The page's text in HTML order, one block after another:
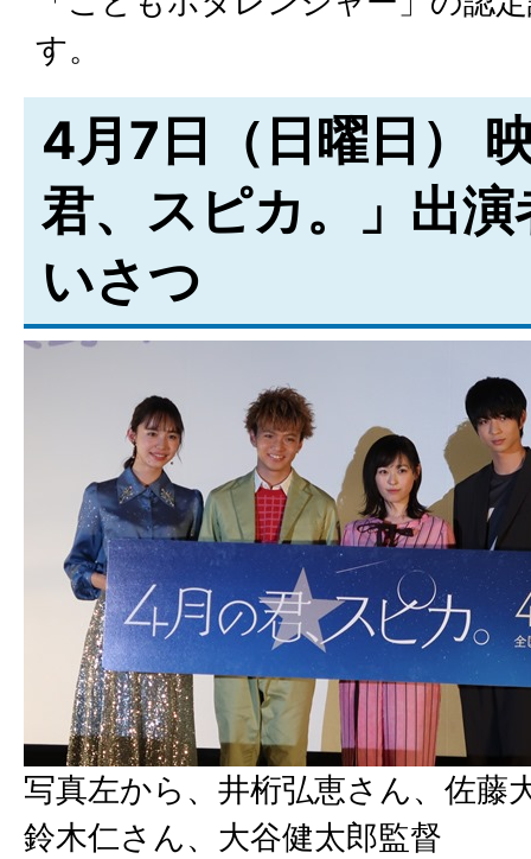
す。
4月7日（日曜日）
君、スピカ。」出
いさつ
写真左から、井桁弘恵さん、佐藤
鈴木仁さん、大谷健太郎監督